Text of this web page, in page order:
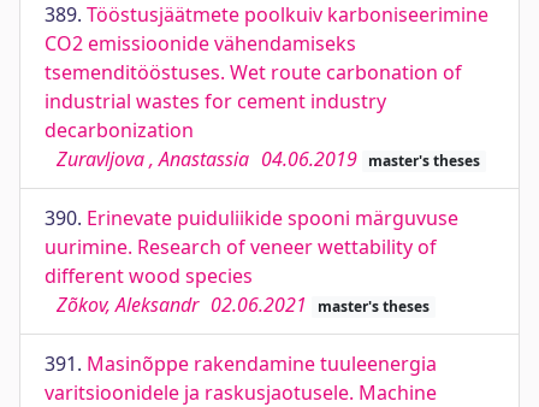
389. Tööstusjäätmete poolkuiv karboniseerimine
CO2 emissioonide vähendamiseks
tsemenditööstuses. Wet route carbonation of
industrial wastes for cement industry
decarbonization
Zuravljova , Anastassia 04.06.2019 master's theses
390. Erinevate puiduliikide spooni märguvuse
uurimine. Research of veneer wettability of
different wood species
Zõkov, Aleksandr 02.06.2021 master's theses
391. Masinõppe rakendamine tuuleenergia
varitsioonidele ja raskusjaotusele. Machine